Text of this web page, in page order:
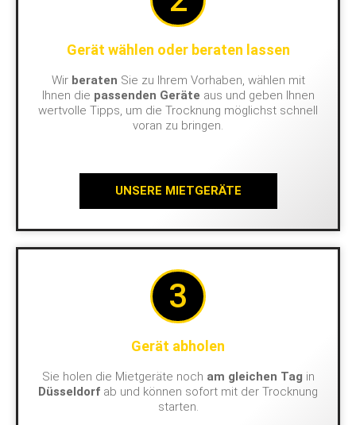
Gerät wählen oder beraten lassen
Wir beraten Sie zu Ihrem Vorhaben, wählen mit
Ihnen die passenden Geräte aus und geben Ihnen
wertvolle Tipps, um die Trocknung möglichst schnell
voran zu bringen.
UNSERE MIETGERÄTE
3
Gerät abholen
Sie holen die Mietgeräte noch am gleichen Tag in
Düsseldorf ab und können sofort mit der Trocknung
starten.